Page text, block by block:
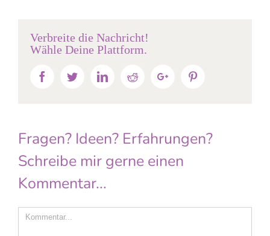
Verbreite die Nachricht!
Wähle Deine Plattform.
FacebookTwitterLinkedinRedditGoogle+
Fragen? Ideen? Erfahrungen?
Schreibe mir gerne einen
Kommentar...
Comment